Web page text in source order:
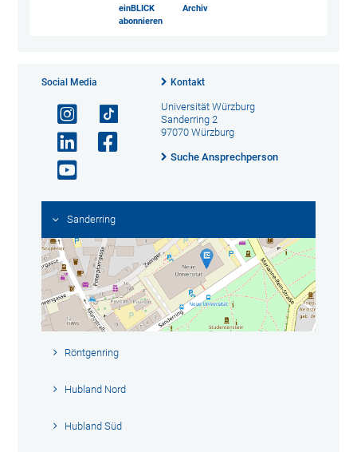
einBLICK
abonnieren
Archiv
Social Media Kontakt
Universität Würzburg
Sanderring 2
97070 Würzburg
Suche Ansprechperson
Sanderring
Röntgenring
Hubland Nord
Hubland Süd